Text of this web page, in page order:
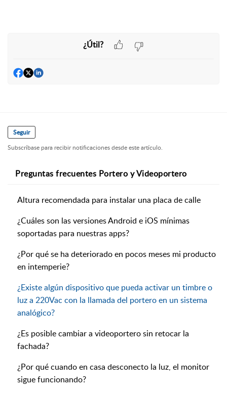
¿Útil?
Seguir
Subscríbase para recibir notificaciones desde este artículo.
Preguntas frecuentes Portero y Videoportero
Altura recomendada para instalar una placa de calle
¿Cuáles son las versiones Android e iOS mínimas
soportadas para nuestras apps?
¿Por qué se ha deteriorado en pocos meses mi producto
en intemperie?
¿Existe algún dispositivo que pueda activar un timbre o
luz a 220Vac con la llamada del portero en un sistema
analógico?
¿Es posible cambiar a videoportero sin retocar la
fachada?
¿Por qué cuando en casa desconecto la luz, el monitor
sigue funcionando?